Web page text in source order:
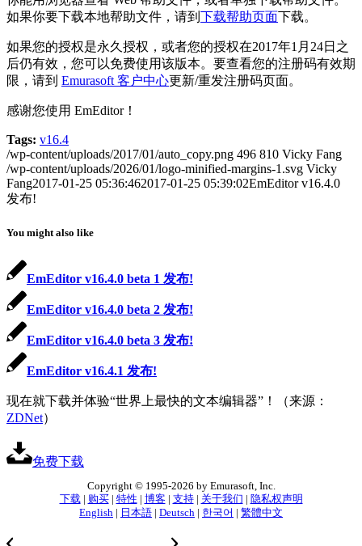
如果你要下载本地帮助文件，请到 下载帮助页面下载。
如果您的授权是永久授权，或者您的授权在2017年1月24日之
后仍有效，您可以免费使用该版本。要查看您的注册码有效期
限，请到 Emurasoft 客户中心更新/重发注册码页面。
感谢您使用 EmEditor！
Tags: v16.4
/wp-content/uploads/2017/01/auto_copy.png 496 810 Vicky Fang
/wp-content/uploads/2026/01/logo-minified-margins-1.svg Vicky
Fang2017-01-25 05:36:462017-01-25 05:39:02EmEditor v16.4.0
发布!
You might also like
EmEditor v16.4.0 beta 1 发布!
EmEditor v16.4.0 beta 2 发布!
EmEditor v16.4.0 beta 3 发布!
EmEditor v16.4.1 发布!
现在就下载并体验“世界上最快的文本编辑器”！（来源：
ZDNet）
免费下载
Copyright © 1995-2026 by Emurasoft, Inc.
下载| 购买| 特性 博客 支持| 关于我们
隐私权声明
English
日本語 Deutsch 한국어 繁體中文